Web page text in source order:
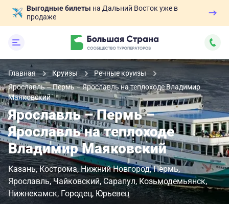
Выгодные билеты на Дальний Восток уже в
продаже
Главная Круизы
Речные круизы
Ярославль – Пермь – Ярославль на теплоходе Владимир
Маяковский
Ярославль – Пермь –
Ярославль на теплоходе
Владимир Маяковский
Казань Кострома Нижний Новгород Пермь
Ярославль Чайковский Сарапул Козьмодемьянск
Нижнекамск Городец Юрьевец